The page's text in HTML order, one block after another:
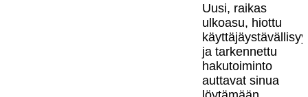
Uusi, raikas
ulkoasu, hiottu
ja tarkennettu
hakutoiminto
auttavat sinua